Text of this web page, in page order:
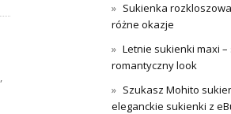
,
Sukienka
różne okazje
Letnie sukienki maxi –
romantyczny look
Szukasz Mohito
eleganckie sukienki z